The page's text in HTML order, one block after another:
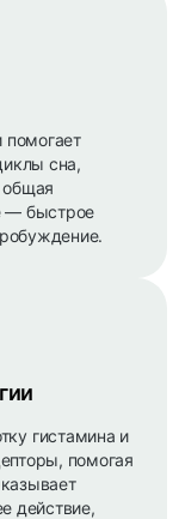
помогает
сна,
общая
— быстрое
гистамина и
помогая
действие,